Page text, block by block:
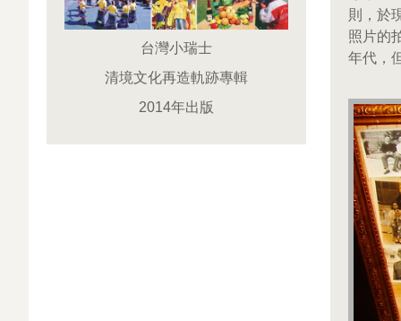
台灣小瑞士
清境文化再造軌跡專輯
2014年出版
則，於
照片的
年代，